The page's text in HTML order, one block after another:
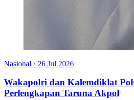
Nasional · 26 Jul 2026
Wakapolri dan Kalemdiklat
Perlengkapan Taruna Akpol